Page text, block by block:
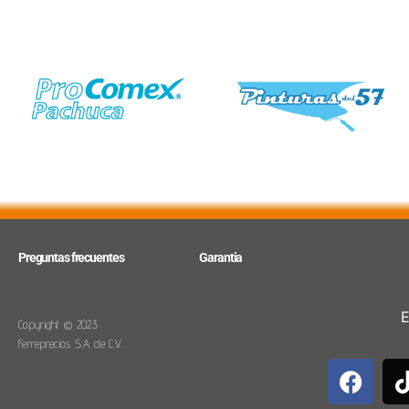
Preguntas frecuentes Garantia
Copyright © 2023
Ferreprecios S.A. de C.V.